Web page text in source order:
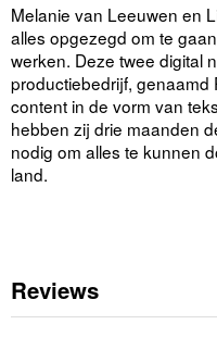
Melanie van Leeuwen en
alles opgezegd om te
werken. Deze twee digital
productiebedrijf, genaamd
content in de vorm van
hebben zij drie maanden
nodig om alles te kunnen
land.
Reviews